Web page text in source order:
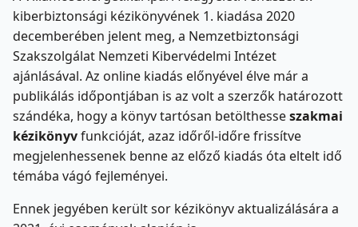
kiberbiztonsági kézikönyvének 1. kiadása 2020
decemberében jelent meg, a Nemzetbiztonsági
Szakszolgálat Nemzeti Kibervédelmi Intézet
ajánlásával. Az online kiadás előnyével élve már a
publikálás időpontjában is az volt a szerzők határozott
szándéka, hogy a könyv tartósan betölthesseszakmai
kézikönyvfunkcióját, azaz időről-időre frissítve
megjelenhessenek benne az előző kiadás óta eltelt idő
témába vágó fejleményei.
Ennek jegyében került sor kézikönyv aktualizálására a